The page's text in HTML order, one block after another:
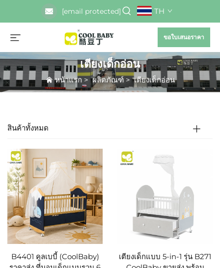
[email protected] TH
ขอใบเสนอราคา
เตียงเด็กอ่อน
หน้าแรก>ผลิตภัณฑ์>เตียงเด็กอ่อน
สินค้าทั้งหมด
B4401 คูลเบบี้ (CoolBaby)
เตียงเด็กแบบ 5-in-1 รุ่น B271